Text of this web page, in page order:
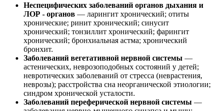
Неспецифических заболеваний органов дыхания и
ЛОР - органов — ларингит хронический; отиты
хронические; ринит хронический; синусит
хронический; тонзиллит хронический; фарингит
хронический; бронхиальная астма; хронический
бронхит.
Заболеваний вегетативной нервной системы —
астенических, неврозоподобных состояний у детей;
невротических заболеваний от стресса (неврастения,
неврозы); расстройства сна неорганической этиологии;
синдром хронической усталости.
Заболеваний переферической нервной системы —